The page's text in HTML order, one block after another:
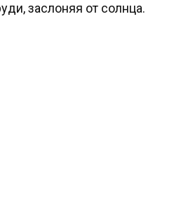
заслоняя от солнца.